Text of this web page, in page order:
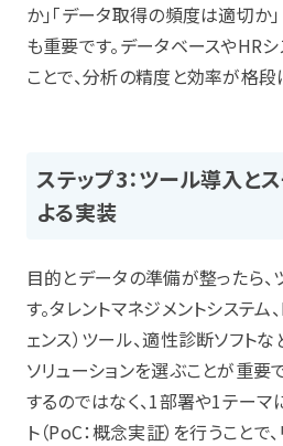
か」「データ取得の頻度は適切か
も重要です。データベースやHR
ことで、分析の精度と効率が格段
ステップ3：ツール導入と
よる実装
目的とデータの準備が整ったら
す。タレントマネジメントシステム
ェンス）ツール、適性診断ソフト
ソリューションを選ぶことが重要
するのではなく、1部署や1テーマ
ト（PoC：概念実証）を行うこと